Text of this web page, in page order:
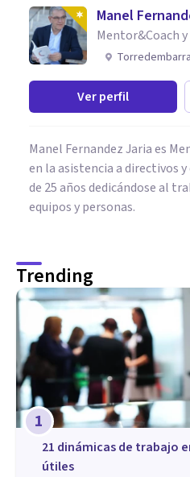
Manel
Mentor&Coach
Torredembarra
Ver perfil
Manel Fernandez Jaria es
en la asistencia a directivos
de 25 años dedicándose al
equipos y personas.
Trending
1
21 dinámicas de trabajo
útiles